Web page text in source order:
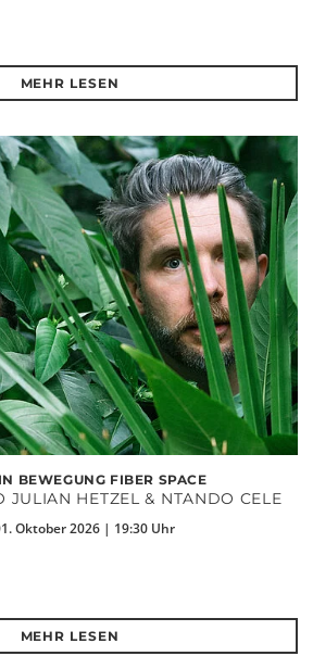
MEHR LESEN
BEWEGUNG FIBER SPACE
JULIAN HETZEL & NTANDO CELE
Oktober 2026 | 19:30 Uhr
MEHR LESEN